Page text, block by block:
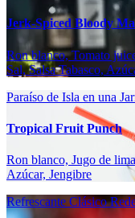
Jerk-Spiced Bloody
Ron blanco, Tomato
Sal, Salsa Tabasco,
Paraíso de Isla en una
Tropical Fruit Punch
Ron blanco, Jugo de
Azúcar, Jengibre
Refrescante Clásico